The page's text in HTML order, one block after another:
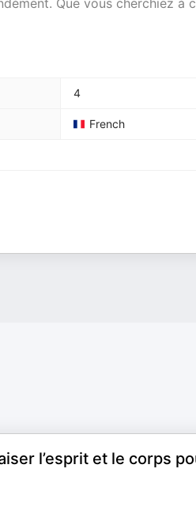
Que vous cherchiez à
4
French
l’esprit et le corps